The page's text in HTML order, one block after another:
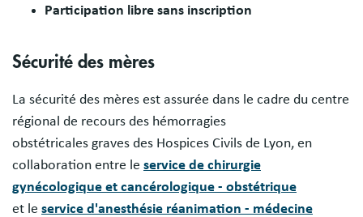
Participation libre sans inscription
Sécurité des mères
La sécurité des mères est assurée dans le cadre du centre
régional de recours des hémorragies
obstétricales graves des Hospices Civils de Lyon, en
collaboration entre le service de chirurgie
gynécologique et cancérologique - obstétrique
et le service d'anesthésie réanimation - médecine